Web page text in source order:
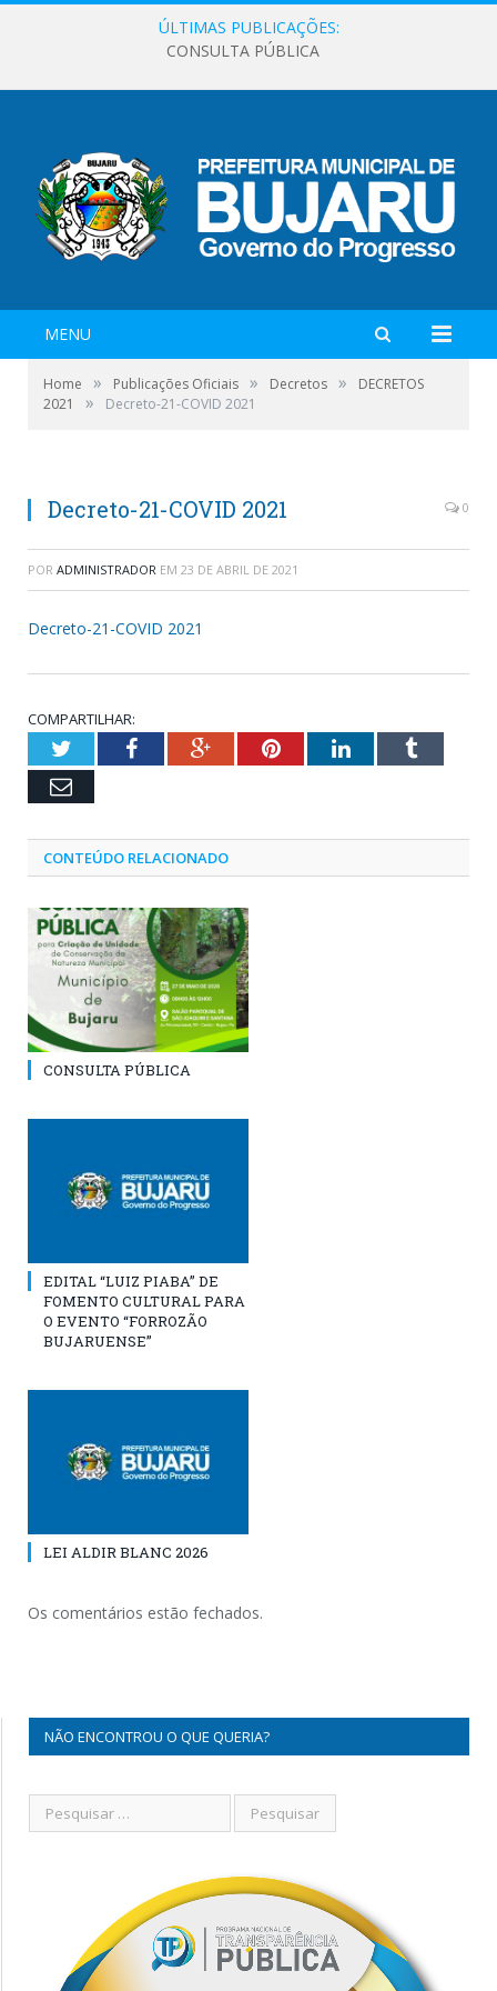
ÚLTIMAS PUBLICAÇÕES:
CONSULTA PÚBLICA
MENU
Home » Publicações Oficiais » Decretos »
DECRETOS
2021
» Decreto-21-COVID 2021
Decreto-21-COVID 2021 0
POR ADMINISTRADOR EM 23 DE ABRIL DE 2021
Decreto-21-COVID 2021
COMPARTILHAR:
TwitterFacebookGoogle+PinterestLinkedInTumblr
Email
CONTEÚDO RELACIONADO
CONSULTA PÚBLICA
EDITAL “LUIZ PIABA” DE
FOMENTO CULTURAL PARA
O EVENTO “FORROZÃO
BUJARUENSE”
LEI ALDIR BLANC 2026
Os comentários estão fechados.
NÃO ENCONTROU O QUE QUERIA?